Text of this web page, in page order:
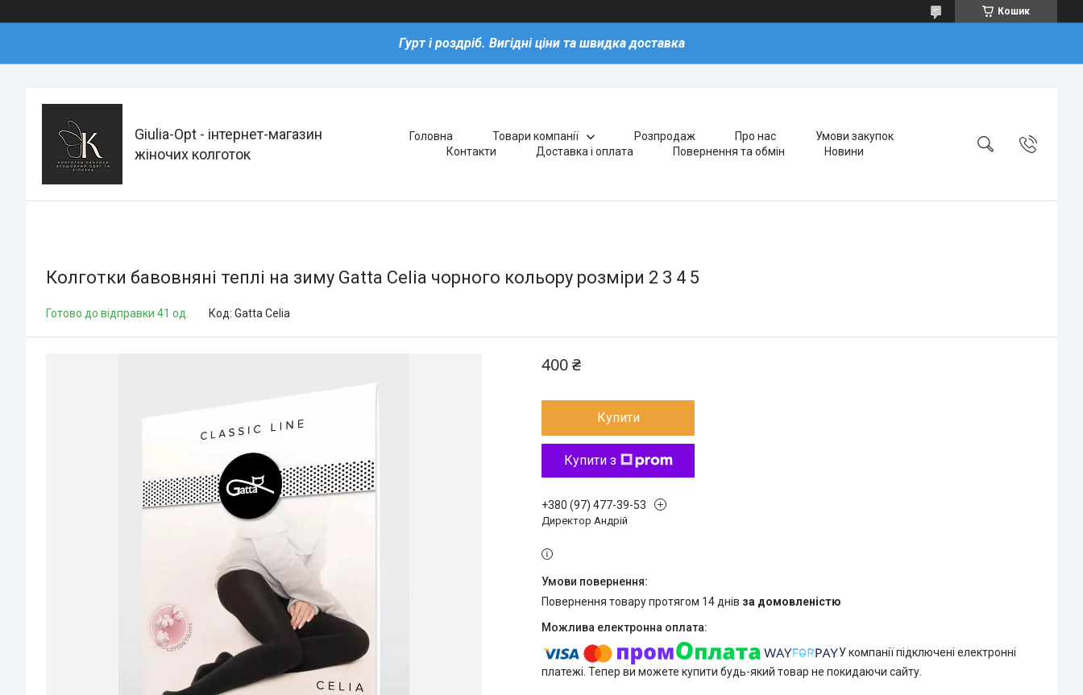
Кошик
Гурт і роздріб. Вигідні ціни та швидка доставка
Giulia-Opt - інтернет-магазин
жіночих колготок
Головна Товари компанії Розпродаж Про нас
Умови закупок
Контакти
Доставка і оплата Повернення та обмін Новини
Колготки бавовняні теплі на зиму Gatta Celia чорного кольору розміри 2 3 4 5
Готово до відправки 41 од. Код: Gatta Celia
400 ₴
Купити
Купити з
+380 (97) 477-39-53
Директор Андрій
повернення товару протягом 14 днів за домовленістю
У компанії підключені електронні
платежі. Тепер ви можете купити будь-який товар не покидаючи сайту.